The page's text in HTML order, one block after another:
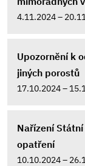
4.11.2024 –
Upozornění k
jiných porostů
17.10.2024 –
Nařízení
opatření
10.10.2024 –